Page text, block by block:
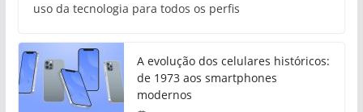
uso da tecnologia para todos os perfis
A evolução dos celulares históricos:
de 1973 aos smartphones
modernos